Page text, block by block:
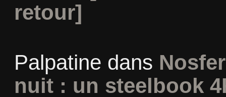
retour]
Palpatine dans
nuit : un steelbook